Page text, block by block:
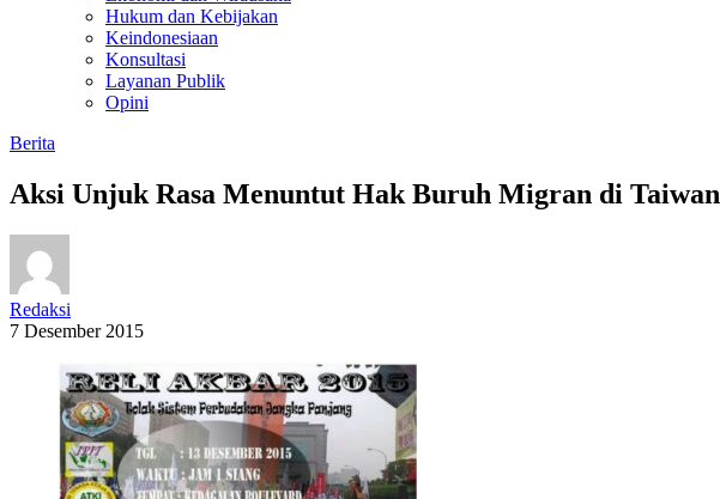
Hukum dan Kebijakan
Keindonesiaan
Konsultasi
Layanan Publik
Opini
Berita
Aksi Unjuk Rasa Menuntut Hak Buruh Migran di Taiwan
Redaksi
7 Desember 2015